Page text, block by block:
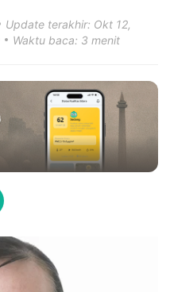
Update terakhir: Okt 12,
Waktu baca: 3 menit